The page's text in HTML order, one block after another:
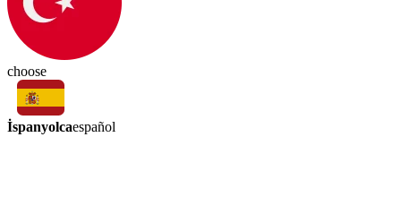
choose
İspanyolcaespañol